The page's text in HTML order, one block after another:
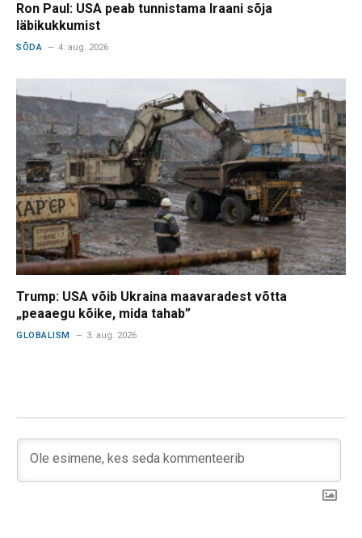
Ron Paul: USA peab tunnistama Iraani sõja
läbikukkumist
SÕDA 4. aug. 2026
Trump: USA võib Ukraina maavaradest võtta
„peaaegu kõike, mida tahab”
GLOBALISM 3. aug. 2026